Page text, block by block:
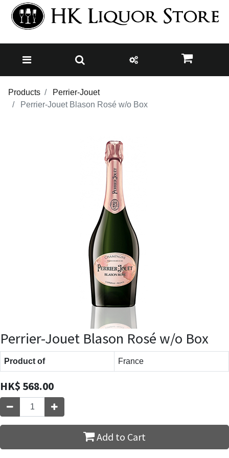
Products
Perrier-Jouet
Perrier-Jouet Blason Rosé w/o Box
Perrier-Jouet Blason Rosé w/o Box
Product of France
HK$ 568.00
Add to Cart